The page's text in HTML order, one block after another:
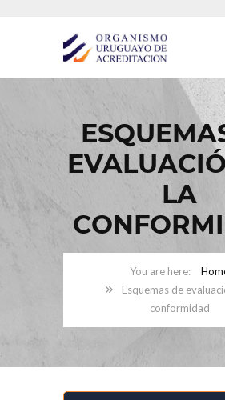
LA
Esquemas de
conformidad